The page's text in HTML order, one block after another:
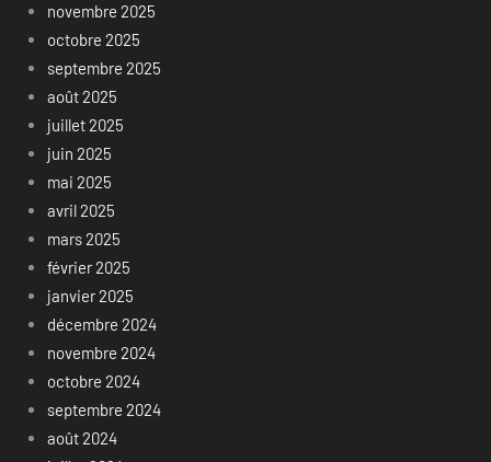
novembre 2025
octobre 2025
septembre 2025
août 2025
juillet 2025
juin 2025
mai 2025
avril 2025
mars 2025
février 2025
janvier 2025
décembre 2024
novembre 2024
octobre 2024
septembre 2024
août 2024